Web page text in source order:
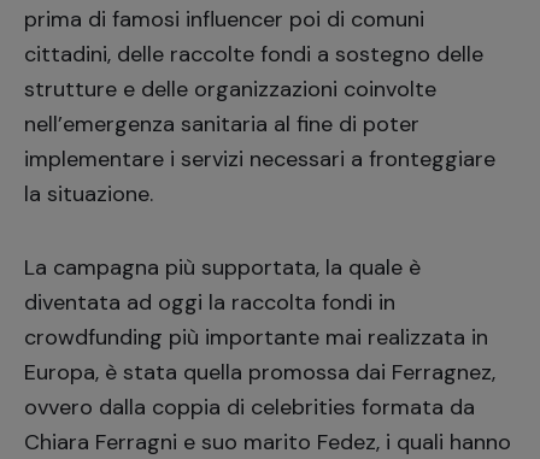
prima di famosi influencer poi di comuni
cittadini, delle raccolte fondi a sostegno delle
strutture e delle organizzazioni coinvolte
nell’emergenza sanitaria al fine di poter
implementare i servizi necessari a fronteggiare
la situazione.
La campagna più supportata, la quale è
diventata ad oggi la raccolta fondi in
crowdfunding più importante mai realizzata in
Europa, è stata quella promossa dai Ferragnez,
ovvero dalla coppia di celebrities formata da
Chiara Ferragni e suo marito Fedez, i quali hanno